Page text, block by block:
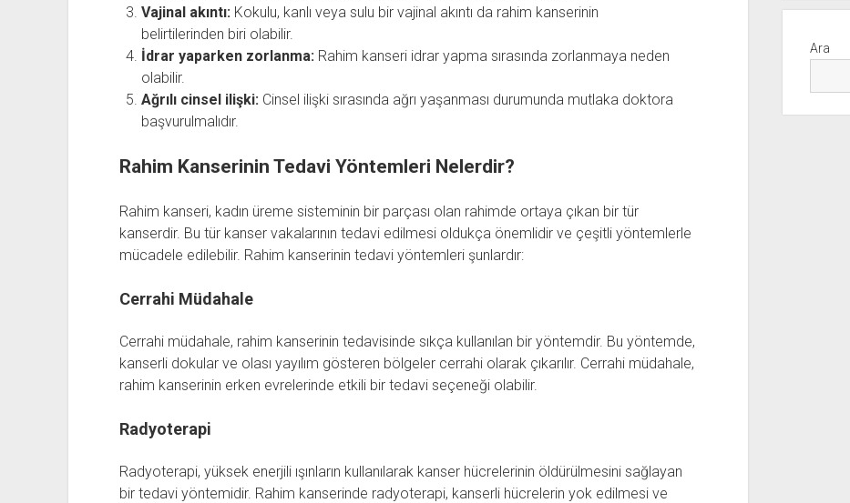
Vajinal akıntı: Kokulu, kanlı veya sulu bir vajinal akıntı da rahim kanserinin
belirtilerinden biri olabilir.
İdrar yaparken zorlanma: Rahim kanseri idrar yapma sırasında zorlanmaya neden
olabilir.
Ağrılı cinsel ilişki: Cinsel ilişki sırasında ağrı yaşanması durumunda mutlaka doktora
başvurulmalıdır.
Rahim Kanserinin Tedavi Yöntemleri Nelerdir?
Rahim kanseri, kadın üreme sisteminin bir parçası olan rahimde ortaya çıkan bir tür
kanserdir. Bu tür kanser vakalarının tedavi edilmesi oldukça önemlidir ve çeşitli yöntemlerle
mücadele edilebilir. Rahim kanserinin tedavi yöntemleri şunlardır:
Cerrahi Müdahale
Cerrahi müdahale, rahim kanserinin tedavisinde sıkça kullanılan bir yöntemdir. Bu yöntemde,
kanserli dokular ve olası yayılım gösteren bölgeler cerrahi olarak çıkarılır. Cerrahi müdahale,
rahim kanserinin erken evrelerinde etkili bir tedavi seçeneği olabilir.
Radyoterapi
Radyoterapi, yüksek enerjili ışınların kullanılarak kanser hücrelerinin öldürülmesini sağlayan
bir tedavi yöntemidir. Rahim kanserinde radyoterapi, kanserli hücrelerin yok edilmesi ve
Ara